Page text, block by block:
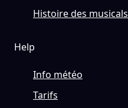
Histoire des musicals
Help
Info météo
Tarifs